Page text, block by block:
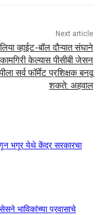
Next article
व्हाईट-बॉल दौऱ्यात संघाने
केल्यास पीसीबी जेसन
सर्व फॉर्मेट प्रशिक्षक बनवू
शकते: अहवाल
भगूर येथे केंद्र सरकारचा
भाविकांच्या प्रवासाचे